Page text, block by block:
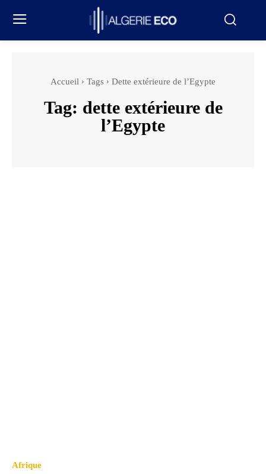
Accueil Tags Dette extérieure de l’Egypte
Tag: dette extérieure de
l’Egypte
Afrique